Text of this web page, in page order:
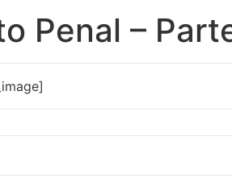
Penal –